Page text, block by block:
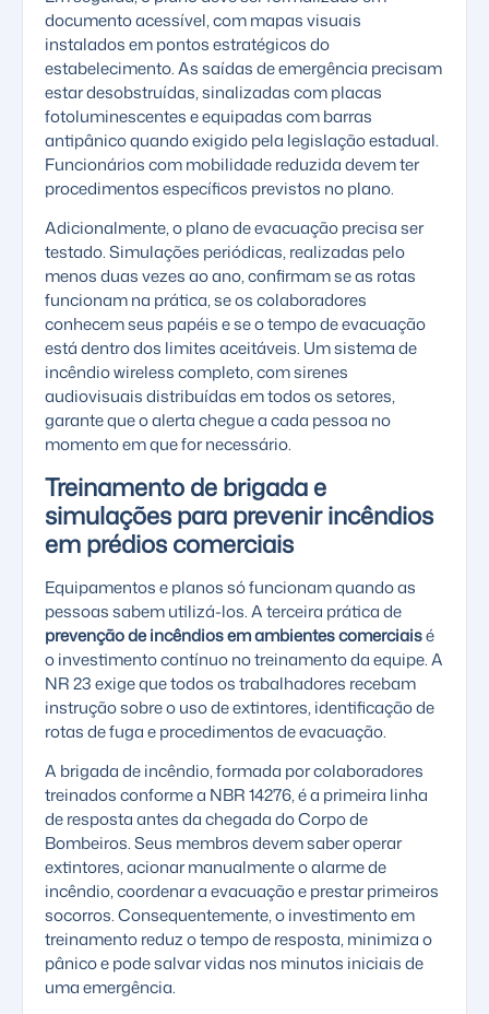
documento acessível, com mapas visuais
instalados em pontos estratégicos do
estabelecimento. As saídas de emergência precisam
estar desobstruídas, sinalizadas com placas
fotoluminescentes e equipadas com barras
antipânico quando exigido pela legislação estadual.
Funcionários com mobilidade reduzida devem ter
procedimentos específicos previstos no plano.
Adicionalmente, o plano de evacuação precisa ser
testado. Simulações periódicas, realizadas pelo
menos duas vezes ao ano, confirmam se as rotas
funcionam na prática, se os colaboradores
conhecem seus papéis e se o tempo de evacuação
está dentro dos limites aceitáveis. Umsistema de
incêndio wirelesscompleto, com sirenes
audiovisuais distribuídas em todos os setores,
garante que o alerta chegue a cada pessoa no
momento em que for necessário.
Treinamento de brigada e
simulações para prevenir incêndios
em prédios comerciais
Equipamentos e planos só funcionam quando as
pessoas sabem utilizá-los. A terceira prática de
prevenção de incêndios em ambientes comerciaisé
o investimento contínuo no treinamento da equipe. A
NR 23 exige que todos os trabalhadores recebam
instrução sobre o uso de extintores, identificação de
rotas de fuga e procedimentos de evacuação.
A brigada de incêndio, formada por colaboradores
treinados conforme a NBR 14276, é a primeira linha
de resposta antes da chegada do Corpo de
Bombeiros. Seus membros devem saber operar
extintores, acionar manualmente oalarme de
incêndio, coordenar a evacuação e prestar primeiros
socorros. Consequentemente, o investimento em
treinamento reduz o tempo de resposta, minimiza o
pânico e pode salvar vidas nos minutos iniciais de
uma emergência.